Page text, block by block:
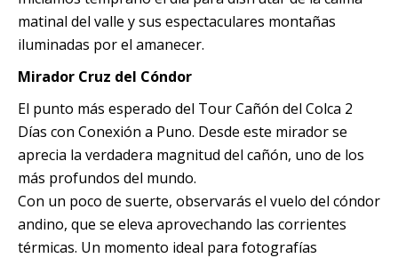
matinal del valle y sus espectaculares montañas
iluminadas por el amanecer.
Mirador Cruz del Cóndor
El punto más esperado del Tour Cañón del Colca 2
Días con Conexión a Puno. Desde este mirador se
aprecia la verdadera magnitud del cañón, uno de los
más profundos del mundo.
Con un poco de suerte, observarás el vuelo del cóndor
andino, que se eleva aprovechando las corrientes
térmicas. Un momento ideal para fotografías